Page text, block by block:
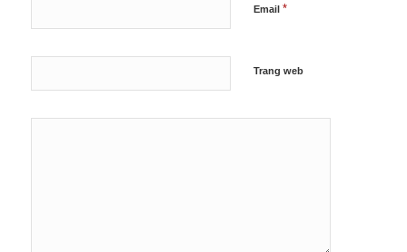
Email *
Trang web